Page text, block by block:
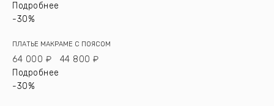
Подробнее
-30%
ПЛАТЬЕ МАКРАМЕ С ПОЯСОМ
64 000 ₽
44 800 ₽
Подробнее
-30%